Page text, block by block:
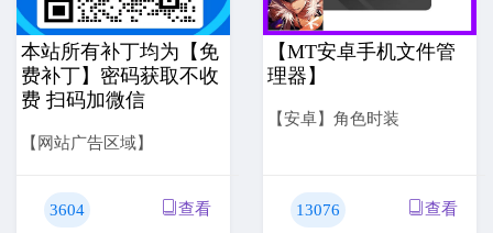
本站所有补丁均为【免
费补丁】密码获取不收
费 扫码加微信
【网站广告区域】
3604 查看
【MT安卓手机文件管
理器】
【安卓】角色时装
13076 查看